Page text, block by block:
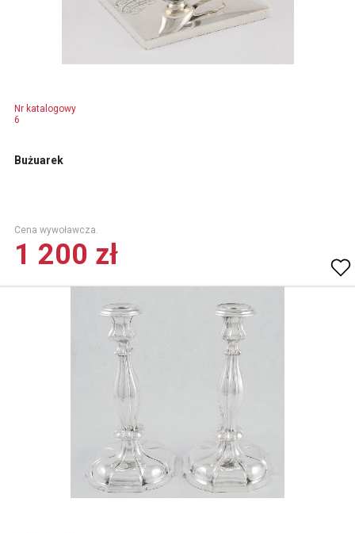
Nr katalogowy
6
Bużuarek
Cena wywoławcza.
1 200 zł